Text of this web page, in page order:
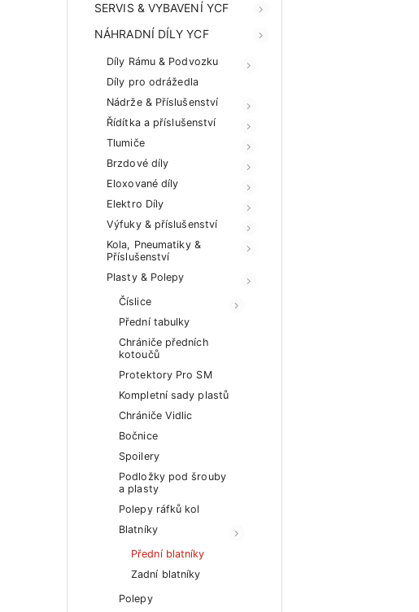
SERVIS & VYBAVENÍ YCF
NÁHRADNÍ DÍLY YCF
Díly Rámu & Podvozku
Díly pro odrážedla
Nádrže & Příslušenství
Řídítka a příslušenství
Tlumiče
Brzdové díly
Eloxované díly
Elektro Díly
Výfuky & příslušenství
Kola, Pneumatiky &
Příslušenství
Plasty & Polepy
Číslice
Přední tabulky
Chrániče předních
kotoučů
Protektory Pro SM
Kompletní sady plastů
Chrániče Vidlic
Bočnice
Spoilery
Podložky pod šrouby
a plasty
Polepy ráfků kol
Blatníky
Přední blatníky
Zadní blatníky
Polepy